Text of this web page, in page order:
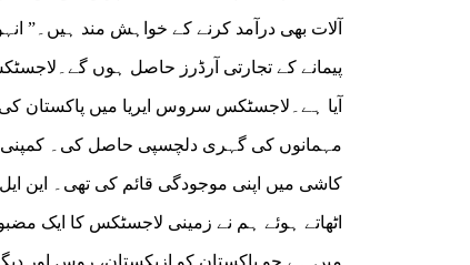
آلات بھی درآمد کرنے کے خواہش مند ہیں۔”
پیمانے کے تجارتی آرڈرز حاصل ہوں
آیا ہے۔لاجسٹکس سروس ایریا میں پاکستان
کاشی میں اپنی موجودگی قائم کی تھی۔ این
اٹھاتے ہوئے ہم نے زمینی لاجسٹکس کا ایک
میں ہے جو پاکستان کو ازبکستان، روس اور